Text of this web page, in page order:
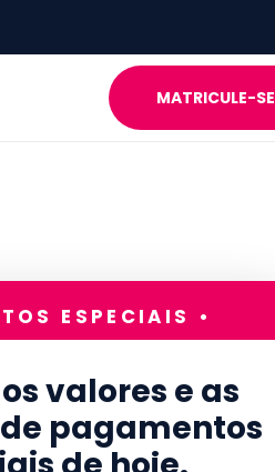
MATRICULE-SE
ESPECIAIS •
valores e as
pagamentos